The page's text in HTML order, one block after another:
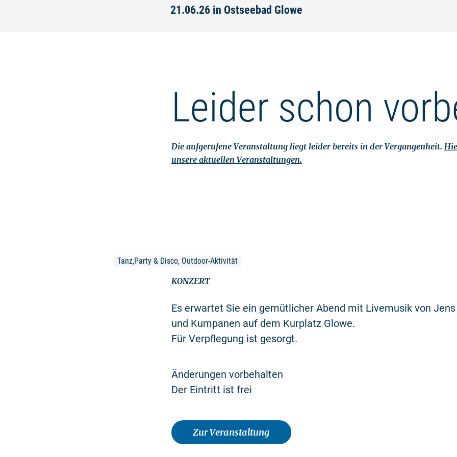
21.06.26 in Ostseebad Glowe
Leider schon
Die aufgerufene Veranstaltung liegt leider bereits in der Vergangenheit.
unsere aktuellen Veranstaltungen.
Tanz,Party & Disco, Outdoor-Aktivität
KONZERT
Es erwartet Sie ein gemütlicher Abend mit Livemusik von
und Kumpanen auf dem Kurplatz Glowe.
Für Verpflegung ist gesorgt.
Änderungen vorbehalten
Der Eintritt ist frei
Zur Veranstaltung